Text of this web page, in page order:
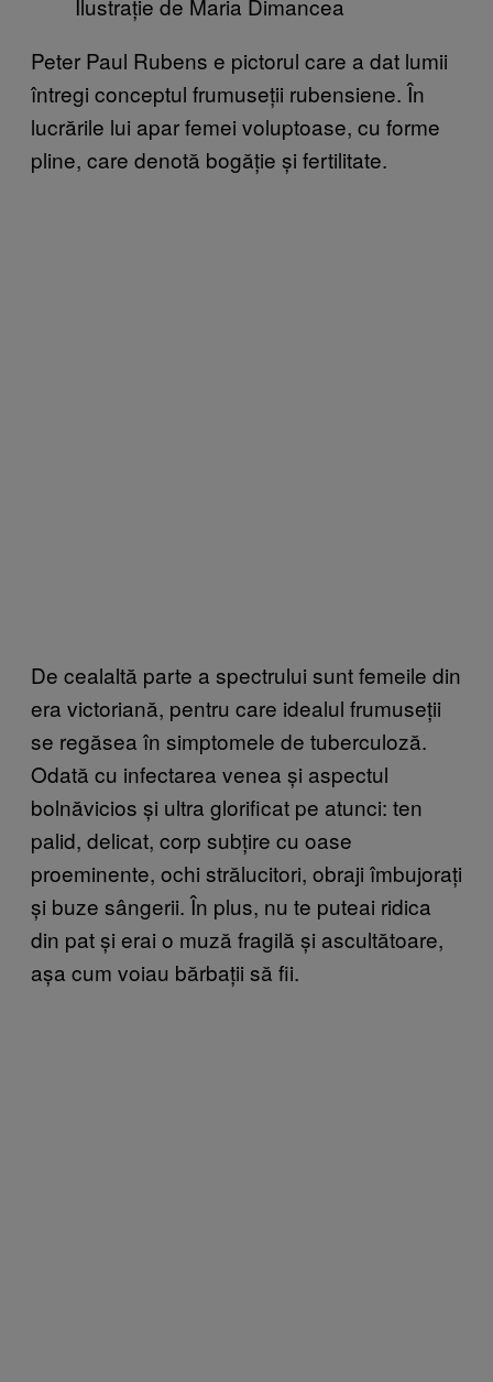
Ilustrație de Maria Dimancea
Peter Paul Rubens e pictorul care a dat lumii
întregi conceptul frumuseții rubensiene. În
lucrările lui apar femei voluptoase, cu forme
pline, care denotă bogăție și fertilitate.
De cealaltă parte a spectrului sunt femeile din
era victoriană, pentru care idealul frumuseții
se regăsea în simptomele de tuberculoză.
Odată cu infectarea venea și aspectul
bolnăvicios și ultra glorificat pe atunci: ten
palid, delicat, corp subțire cu oase
proeminente, ochi strălucitori, obraji îmbujorați
și buze sângerii. În plus, nu te puteai ridica
din pat și erai o muză fragilă și ascultătoare,
așa cum voiau bărbații să fii.